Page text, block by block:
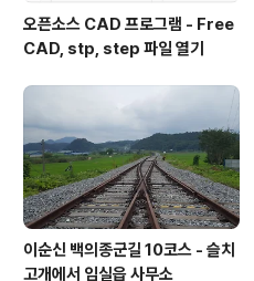
오픈소스 CAD 프로그램 - Free
CAD, stp, step 파일 열기
이순신 백의종군길 10코스 - 슬치
고개에서 임실읍 사무소